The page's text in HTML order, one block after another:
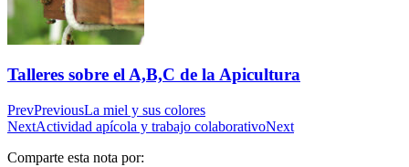
Talleres sobre el A,B,C de la Apicultura
PrevPreviousLa miel y sus colores
NextActividad apícola y trabajo colaborativoNext
Comparte esta nota por: